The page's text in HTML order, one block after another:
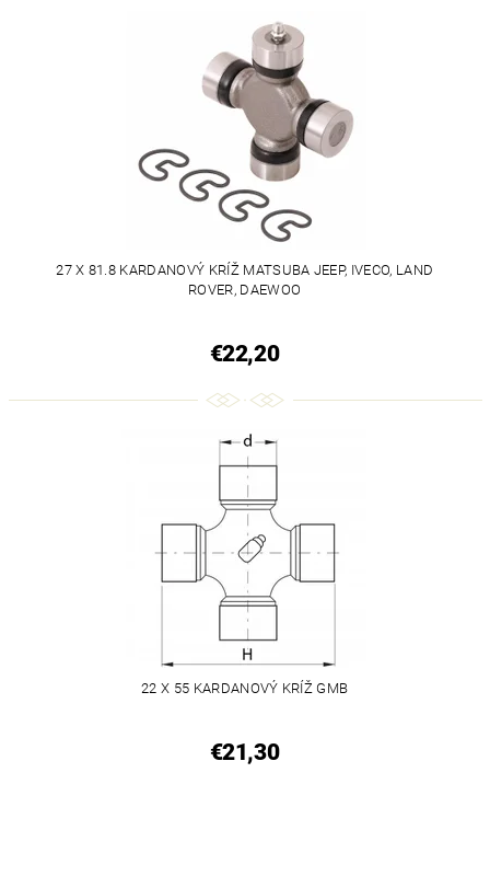
27 X 81.8 KARDANOVÝ KRÍŽ MATSUBA JEEP, IVECO, LAND
ROVER, DAEWOO
€22,20
22 X 55 KARDANOVÝ KRÍŽ GMB
€21,30